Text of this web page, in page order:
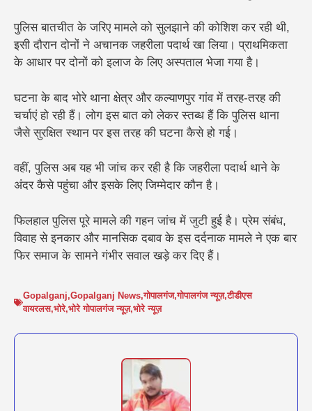
पुलिस बातचीत के जरिए मामले को सुलझाने की कोशिश कर रही थी,
इसी दौरान दोनों ने अचानक जहरीला पदार्थ खा लिया। प्राथमिकता
के आधार पर दोनों को इलाज के लिए अस्पताल भेजा गया है।
घटना के बाद भोरे थाना क्षेत्र और कल्याणपुर गांव में तरह-तरह की
चर्चाएं हो रही हैं। लोग इस बात को लेकर स्तब्ध हैं कि पुलिस थाना
जैसे सुरक्षित स्थान पर इस तरह की घटना कैसे हो गई।
वहीं, पुलिस अब यह भी जांच कर रही है कि जहरीला पदार्थ थाने के
अंदर कैसे पहुंचा और इसके लिए जिम्मेदार कौन है।
फिलहाल पुलिस पूरे मामले की गहन जांच में जुटी हुई है। प्रेम संबंध,
विवाह से इनकार और मानसिक दबाव के इस दर्दनाक मामले ने एक बार
फिर समाज के सामने गंभीर सवाल खड़े कर दिए हैं।
Gopalganj,Gopalganj News,गोपालगंज,गोपालगंज न्यूज़,टीडीएस
वायरलस,भोरे,भोरे गोपालगंज न्यूज़,भोरे न्यूज़